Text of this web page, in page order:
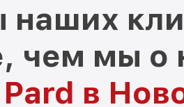
наших
чем мы о
Pard в